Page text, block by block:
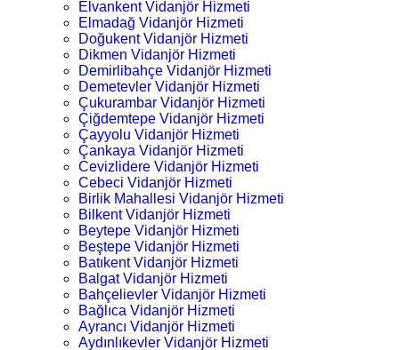
Elvankent Vidanjör Hizmeti
Elmadağ Vidanjör Hizmeti
Doğukent Vidanjör Hizmeti
Dikmen Vidanjör Hizmeti
Demirlibahçe Vidanjör Hizmeti
Demetevler Vidanjör Hizmeti
Çukurambar Vidanjör Hizmeti
Çiğdemtepe Vidanjör Hizmeti
Çayyolu Vidanjör Hizmeti
Çankaya Vidanjör Hizmeti
Cevizlidere Vidanjör Hizmeti
Cebeci Vidanjör Hizmeti
Birlik Mahallesi Vidanjör Hizmeti
Bilkent Vidanjör Hizmeti
Beytepe Vidanjör Hizmeti
Beştepe Vidanjör Hizmeti
Batıkent Vidanjör Hizmeti
Balgat Vidanjör Hizmeti
Bahçelievler Vidanjör Hizmeti
Bağlıca Vidanjör Hizmeti
Ayrancı Vidanjör Hizmeti
Aydınlıkevler Vidanjör Hizmeti